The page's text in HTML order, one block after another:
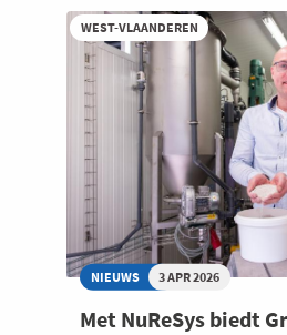
WEST-VLAANDEREN
NIEUWS 3 APR 2026
Met NuReSys biedt